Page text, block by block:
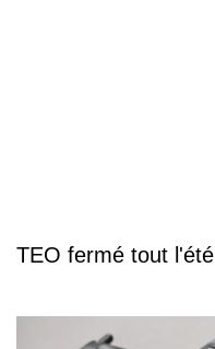
TEO fermé tout l'été